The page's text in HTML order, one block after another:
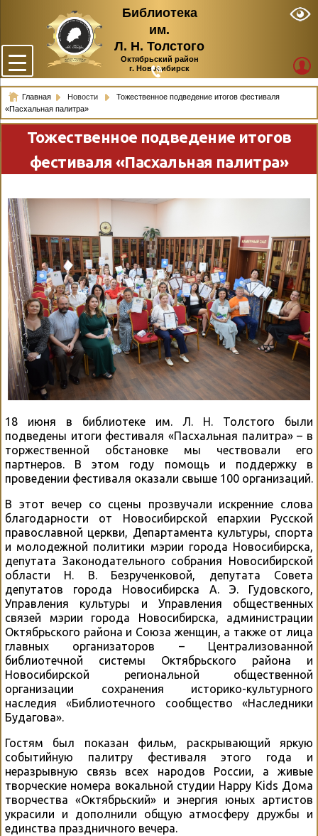
Библиотека
им.
Л. Н. Толстого
Октябрьский район
г. Новосибирск
Главная Новости
Тожественное подведение итогов фестиваля
«Пасхальная палитра»
Тожественное подведение итогов
фестиваля «Пасхальная палитра»
18 июня в библиотеке им. Л. Н. Толстого были
подведены итоги фестиваля «Пасхальная палитра» – в
торжественной обстановке мы чествовали его
партнеров. В этом году помощь и поддержку в
проведении фестиваля оказали свыше 100 организаций.
В этот вечер со сцены прозвучали искренние слова
благодарности от Новосибирской епархии Русской
православной церкви, Департамента культуры, спорта
и молодежной политики мэрии города Новосибирска,
депутата Законодательного собрания Новосибирской
области Н. В. Безрученковой, депутата Совета
депутатов города Новосибирска А. Э. Гудовского,
Управления культуры и Управления общественных
связей мэрии города Новосибирска, администрации
Октябрьского района и Союза женщин, а также от лица
главных организаторов – Централизованной
библиотечной системы Октябрьского района и
Новосибирской региональной общественной
организации сохранения историко-культурного
наследия «Библиотечного сообщество «Наследники
Будагова».
Гостям был показан фильм, раскрывающий яркую
событийную палитру фестиваля этого года и
неразрывную связь всех народов России, а живые
творческие номера вокальной студии Happy Кids Дома
творчества «Октябрьский» и энергия юных артистов
украсили и дополнили общую атмосферу дружбы и
единства праздничного вечера.